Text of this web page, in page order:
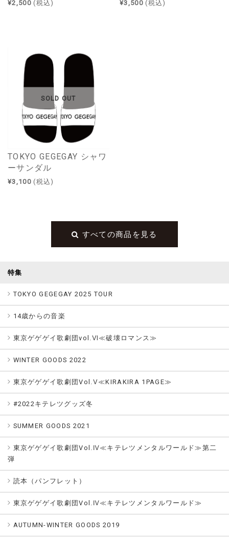
¥2,500 (税込) ¥3,500 (税込)
SOLD OUT
TOKYO GEGEGAY シャワ
ーサンダル
¥3,100 (税込)
すべての商品を見る
特集
TOKYO GEGEGAY 2025 TOUR
14歳からの音楽
東京ゲゲゲイ歌劇団vol.Ⅵ≪破壊ロマンス≫
WINTER GOODS 2022
東京ゲゲゲイ歌劇団Vol.Ⅴ≪KIRAKIRA 1PAGE≫
#2022キテレツグッズ冬
SUMMER GOODS 2021
東京ゲゲゲイ歌劇団Vol.Ⅳ≪キテレツメンタルワールド≫第二
弾
読本（パンフレット）
東京ゲゲゲイ歌劇団Vol.Ⅳ≪キテレツメンタルワールド≫
AUTUMN-WINTER GOODS 2019